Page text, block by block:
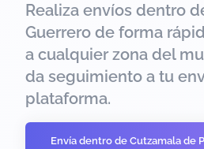
Realiza envíos dentro
Guerrero de forma
a cualquier zona del
da seguimiento a tu
plataforma.
Envía dentro de Cutzamala de